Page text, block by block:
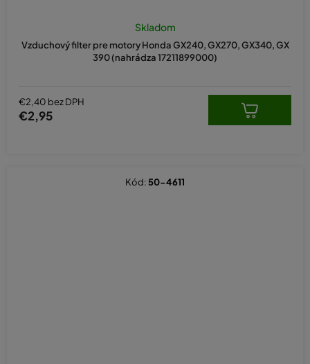
Vzduchový filter pre motory Honda GX240, GX270, GX340, GX
390 (nahrádza 17211899000)
Skladom
€2,40 bez DPH
€2,95
Kód: 50-4611